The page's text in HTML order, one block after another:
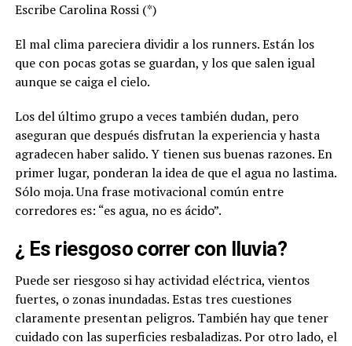
Escribe Carolina Rossi (*)
El mal clima pareciera dividir a los runners. Están los
que con pocas gotas se guardan, y los que salen igual
aunque se caiga el cielo.
Los del último grupo a veces también dudan, pero
aseguran que después disfrutan la experiencia y hasta
agradecen haber salido. Y tienen sus buenas razones. En
primer lugar, ponderan la idea de que el agua no lastima.
Sólo moja. Una frase motivacional común entre
corredores es: “es agua, no es ácido”.
¿ Es riesgoso correr con lluvia?
Puede ser riesgoso si hay actividad eléctrica, vientos
fuertes, o zonas inundadas. Estas tres cuestiones
claramente presentan peligros. También hay que tener
cuidado con las superficies resbaladizas. Por otro lado, el